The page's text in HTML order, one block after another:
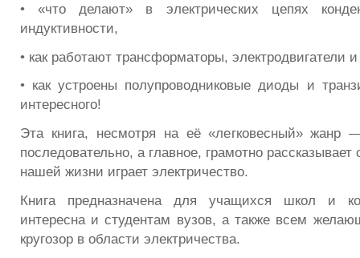
• «что делают» в электрических цепях
индуктивности,
• как работают трансформаторы, электродвигатели
• как устроены полупроводниковые диоды и
интересного!
Эта книга, несмотря на её «легковесный» жанр
последовательно, а главное, грамотно
нашей жизни играет электричество.
Книга предназначена для учащихся школ и
интересна и студентам вузов, а также всем
кругозор в области электричества.